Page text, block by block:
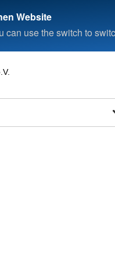
Website
can use the switch to